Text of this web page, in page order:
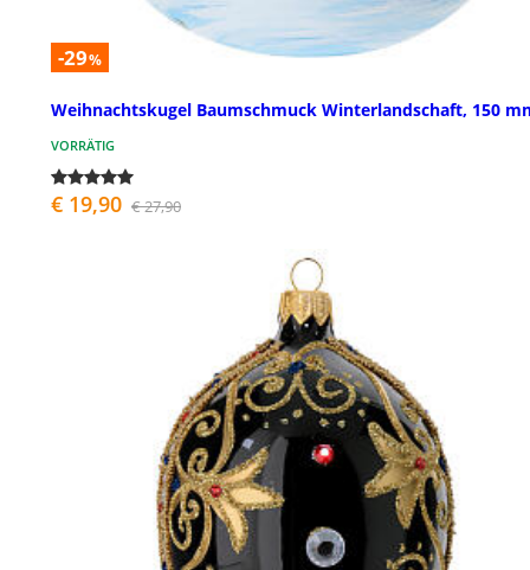
-29%
Weihnachtskugel Baumschmuck Winterlandschaft, 150
VORRÄTIG
€ 19,90 € 27,90